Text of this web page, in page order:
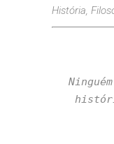
História,